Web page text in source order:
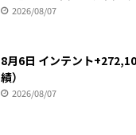
2026/08/07
8月6日 インテント
績）
2026/08/07